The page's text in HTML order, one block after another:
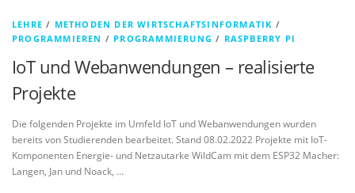
LEHRE / METHODEN DER WIRTSCHAFTSINFORMATIK /
PROGRAMMIEREN / PROGRAMMIERUNG / RASPBERRY PI
IoT und Webanwendungen – realisierte
Projekte
Die folgenden Projekte im Umfeld IoT und Webanwendungen wurden
bereits von Studierenden bearbeitet. Stand 08.02.2022 Projekte mit IoT-
Komponenten Energie- und Netzautarke WildCam mit dem ESP32 Macher:
Langen, Jan und Noack, …